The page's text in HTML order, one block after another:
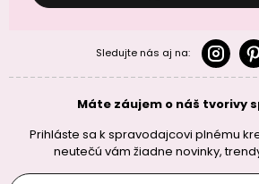
Sledujte nás aj na:
Máte záujem o náš tvorivy
Prihláste sa k spravodajcovi plnému
neutečú vám žiadne novinky,